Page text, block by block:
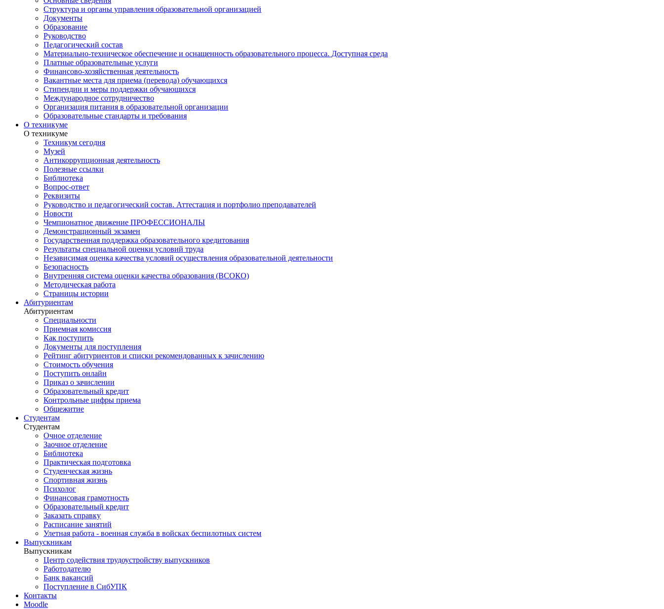
Структура и органы управления образовательной организацией
Документы
Образование
Руководство
Педагогический состав
Материально-техническое обеспечение и оснащенность образовательного процесса. Доступная среда
Платные образовательные услуги
Финансово-хозяйственная деятельность
Вакантные места для приема (перевода) обучающихся
Стипендии и меры поддержки обучающихся
Международное сотрудничество
Организация питания в образовательной организации
Образовательные стандарты и требования
О техникуме
О техникуме
Техникум сегодня
Музей
Антикоррупционная деятельность
Полезные ссылки
Библиотека
Вопрос-ответ
Реквизиты
Руководство и педагогический состав. Аттестация и портфолио преподавателей
Новости
Чемпионатное движение ПРОФЕССИОНАЛЫ
Демонстрационный экзамен
Государственная поддержка образовательного кредитования
Результаты специальной оценки условий труда
Независимая оценка качества условий осуществления образовательной деятельности
Безопасность
Внутренняя система оценки качества образования (ВСОКО)
Методическая работа
Страницы истории
Абитуриентам
Абитуриентам
Специальности
Приемная комиссия
Как поступить
Документы для поступления
Рейтинг абитуриентов и списки рекомендованных к зачислению
Стоимость обучения
Поступить онлайн
Приказ о зачислении
Образовательный кредит
Контрольные цифры приема
Общежитие
Студентам
Студентам
Очное отделение
Заочное отделение
Библиотека
Практическая подготовка
Студенческая жизнь
Спортивная жизнь
Психолог
Финансовая грамотность
Образовательный кредит
Заказать справку
Расписание занятий
Улетная работа - военная служба в войсках беспилотных систем
Выпускникам
Выпускникам
Центр содействия трудоустройству выпускников
Работодателю
Банк вакансий
Поступление в СибУПК
Контакты
Moodle